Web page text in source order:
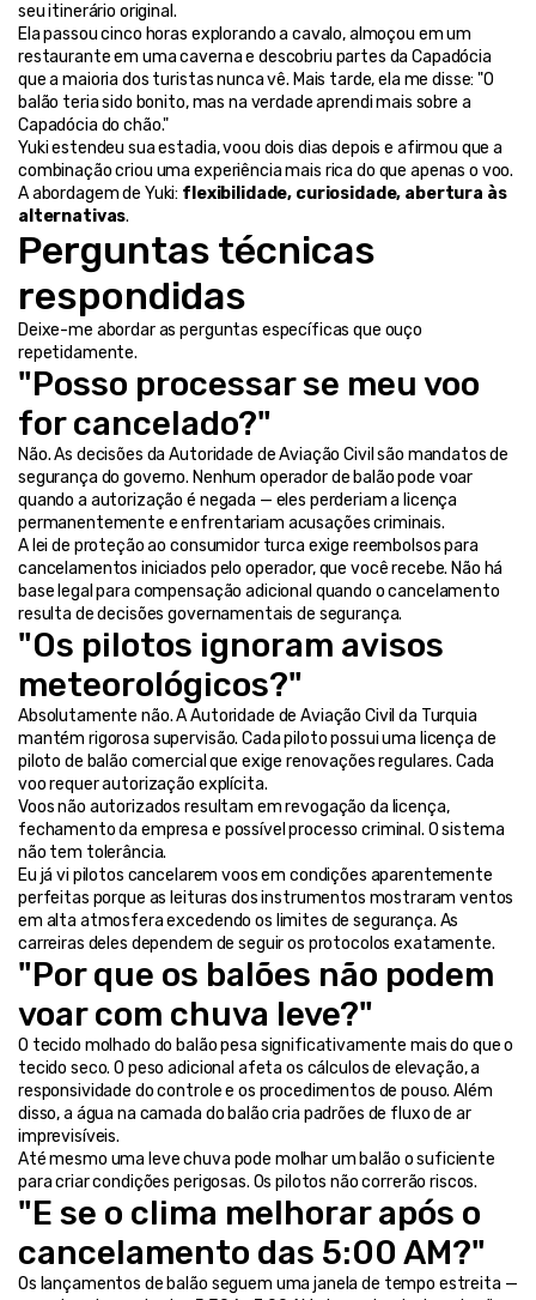
seu itinerário original.
Ela passou cinco horas explorando a cavalo, almoçou em um
restaurante em uma caverna e descobriu partes da Capadócia
que a maioria dos turistas nunca vê. Mais tarde, ela me disse: "O
balão teria sido bonito, mas na verdade aprendi mais sobre a
Capadócia do chão."
Yuki estendeu sua estadia, voou dois dias depois e afirmou que a
combinação criou uma experiência mais rica do que apenas o voo.
A abordagem de Yuki: flexibilidade, curiosidade, abertura às
alternativas.
Perguntas técnicas
respondidas
Deixe-me abordar as perguntas específicas que ouço
repetidamente.
"Posso processar se meu voo
for cancelado?"
Não. As decisões da Autoridade de Aviação Civil são mandatos de
segurança do governo. Nenhum operador de balão pode voar
quando a autorização é negada — eles perderiam a licença
permanentemente e enfrentariam acusações criminais.
A lei de proteção ao consumidor turca exige reembolsos para
cancelamentos iniciados pelo operador, que você recebe. Não há
base legal para compensação adicional quando o cancelamento
resulta de decisões governamentais de segurança.
"Os pilotos ignoram avisos
meteorológicos?"
Absolutamente não. A Autoridade de Aviação Civil da Turquia
mantém rigorosa supervisão. Cada piloto possui uma licença de
piloto de balão comercial que exige renovações regulares. Cada
voo requer autorização explícita.
Voos não autorizados resultam em revogação da licença,
fechamento da empresa e possível processo criminal. O sistema
não tem tolerância.
Eu já vi pilotos cancelarem voos em condições aparentemente
perfeitas porque as leituras dos instrumentos mostraram ventos
em alta atmosfera excedendo os limites de segurança. As
carreiras deles dependem de seguir os protocolos exatamente.
"Por que os balões não podem
voar com chuva leve?"
O tecido molhado do balão pesa significativamente mais do que o
tecido seco. O peso adicional afeta os cálculos de elevação, a
responsividade do controle e os procedimentos de pouso. Além
disso, a água na camada do balão cria padrões de fluxo de ar
imprevisíveis.
Até mesmo uma leve chuva pode molhar um balão o suficiente
para criar condições perigosas. Os pilotos não correrão riscos.
"E se o clima melhorar após o
cancelamento das 5:00 AM?"
Os lançamentos de balão seguem uma janela de tempo estreita —